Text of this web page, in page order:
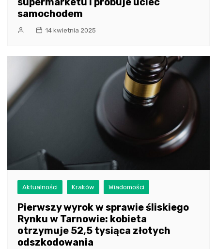
samochodem
14 kwietnia 2025
Aktualności Kraków Wiadomości
Pierwszy wyrok w sprawie śliskiego
Rynku w Tarnowie: kobieta
otrzymuje 52,5 tysiąca złotych
odszkodowania